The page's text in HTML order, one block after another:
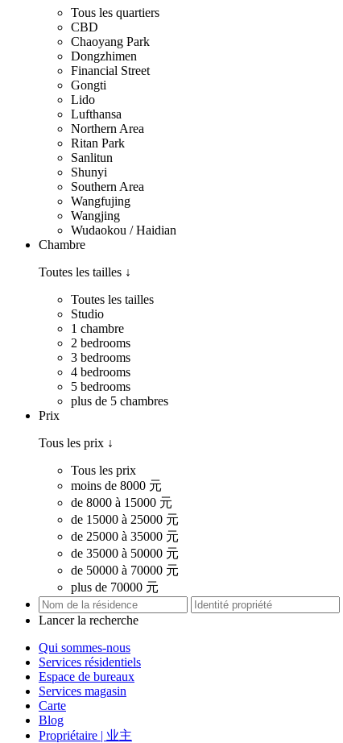
Tous les quartiers
CBD
Chaoyang Park
Dongzhimen
Financial Street
Gongti
Lido
Lufthansa
Northern Area
Ritan Park
Sanlitun
Shunyi
Southern Area
Wangfujing
Wangjing
Wudaokou / Haidian
Chambre
Toutes les tailles ↓
Toutes les tailles
Studio
1 chambre
2 bedrooms
3 bedrooms
4 bedrooms
5 bedrooms
plus de 5 chambres
Prix
Tous les prix ↓
Tous les prix
moins de 8000 元
de 8000 à 15000 元
de 15000 à 25000 元
de 25000 à 35000 元
de 35000 à 50000 元
de 50000 à 70000 元
plus de 70000 元
Lancer la recherche
Qui sommes-nous
Services résidentiels
Espace de bureaux
Services magasin
Carte
Blog
Propriétaire | 业主